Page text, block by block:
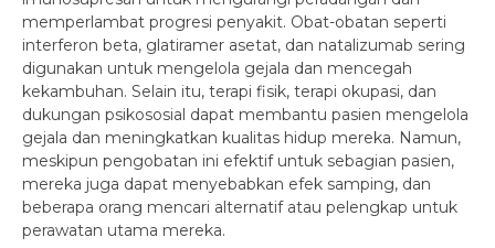
memperlambat progresi penyakit. Obat-obatan seperti
interferon beta, glatiramer asetat, dan natalizumab sering
digunakan untuk mengelola gejala dan mencegah
kekambuhan. Selain itu, terapi fisik, terapi okupasi, dan
dukungan psikososial dapat membantu pasien mengelola
gejala dan meningkatkan kualitas hidup mereka. Namun,
meskipun pengobatan ini efektif untuk sebagian pasien,
mereka juga dapat menyebabkan efek samping, dan
beberapa orang mencari alternatif atau pelengkap untuk
perawatan utama mereka.